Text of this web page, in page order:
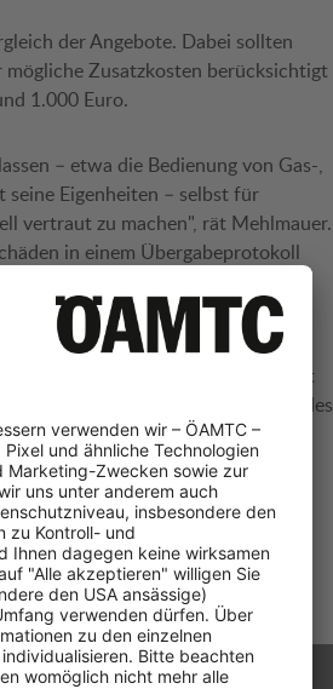
der Angebote. Dabei sollten
Zusatzkosten berücksichtigt
1.000 Euro.
– etwa die Bedienung von Gas-,
seine Eigenheiten – selbst für
vertraut zu machen", rät Mehlmauer.
in einem Übergabeprotokoll
buchen oder Camper fit
die Aufgaben und To-Dos nicht
erledigen. Abschließender Tipp des
regelmäßig der Zustand des
und Terminvergabe unter der
.